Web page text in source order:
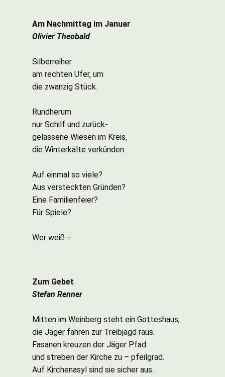
Am Nachmittag im Januar
Olivier Theobald
Silberreiher
am rechten Ufer, um
die zwanzig Stück.
Rundherum
nur Schilf und zurück-
gelassene Wiesen im Kreis,
die Winterkälte verkünden.
Auf einmal so viele?
Aus versteckten Gründen?
Eine Familienfeier?
Für Spiele?
Wer weiß –
Zum Gebet
Stefan Renner
Mitten im Weinberg steht ein Gotteshaus,
die Jäger fahren zur Treibjagd raus.
Fasanen kreuzen der Jäger Pfad
und streben der Kirche zu – pfeilgrad.
Auf Kirchenasyl sind sie sicher aus.